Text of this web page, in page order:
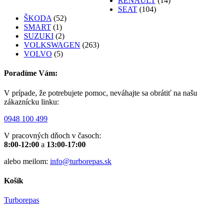
SEAT (104)
ŠKODA (52)
SMART (1)
SUZUKI (2)
VOLKSWAGEN (263)
VOLVO (5)
Poradíme Vám:
V prípade, že potrebujete pomoc, neváhajte sa obrátiť na našu
zákaznícku linku:
0948 100 499
V pracovných dňoch v časoch:
8:00-12:00 a 13:00-17:00
alebo meilom: info@turborepas.sk
Košík
Turborepas